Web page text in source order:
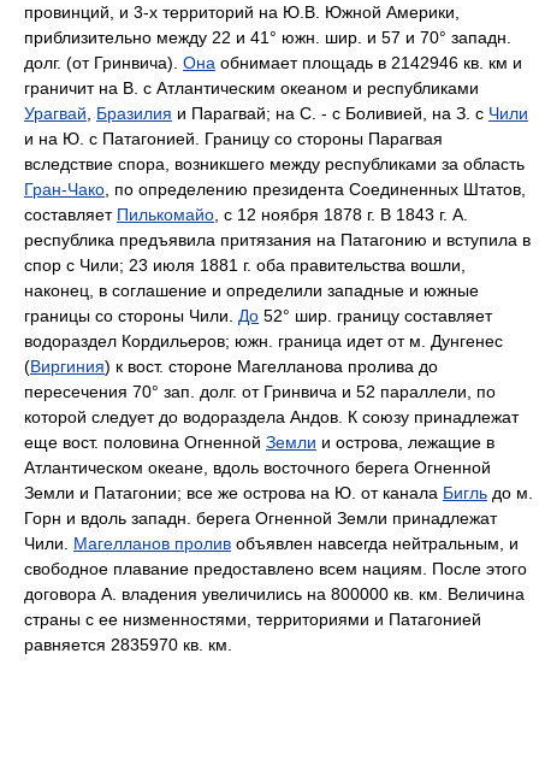
провинций, и 3-х территорий на Ю.В. Южной Америки,
приблизительно между 22 и 41° южн. шир. и 57 и 70° западн.
долг. (от Гринвича). Она обнимает площадь в 2142946 кв. км и
граничит на В. с Атлантическим океаном и республиками
Урагвай
Бразилия и Парагвай; на С. - с Боливией, на З. с Чили
и на Ю. с Патагонией. Границу со стороны Парагвая
вследствие спора, возникшего между республиками за область
Гран-Чако , по определению президента Соединенных Штатов,
составляет Пилькомайо , с 12 ноября 1878 г. В 1843 г. А.
республика предъявила притязания на Патагонию и вступила в
спор с Чили; 23 июля 1881 г. оба правительства вошли,
наконец, в соглашение и определили западные и южные
границы со стороны Чили. До 52° шир. границу составляет
водораздел Кордильеров; южн. граница идет от м. Дунгенес
(Виргиния) к вост. стороне Магелланова пролива до
пересечения 70° зап. долг. от Гринвича и 52 параллели, по
которой следует до водораздела Андов. К союзу принадлежат
еще вост. половина Огненной Земли и острова, лежащие в
Атлантическом океане, вдоль восточного берега Огненной
Земли и Патагонии; все же острова на Ю. от канала Бигль до м.
Горн и вдоль западн. берега Огненной Земли принадлежат
Чили. Магелланов пролив объявлен навсегда нейтральным, и
свободное плавание предоставлено всем нациям. После этого
договора А. владения увеличились на 800000 кв. км. Величина
страны с ее низменностями, территориями и Патагонией
равняется 2835970 кв. км.